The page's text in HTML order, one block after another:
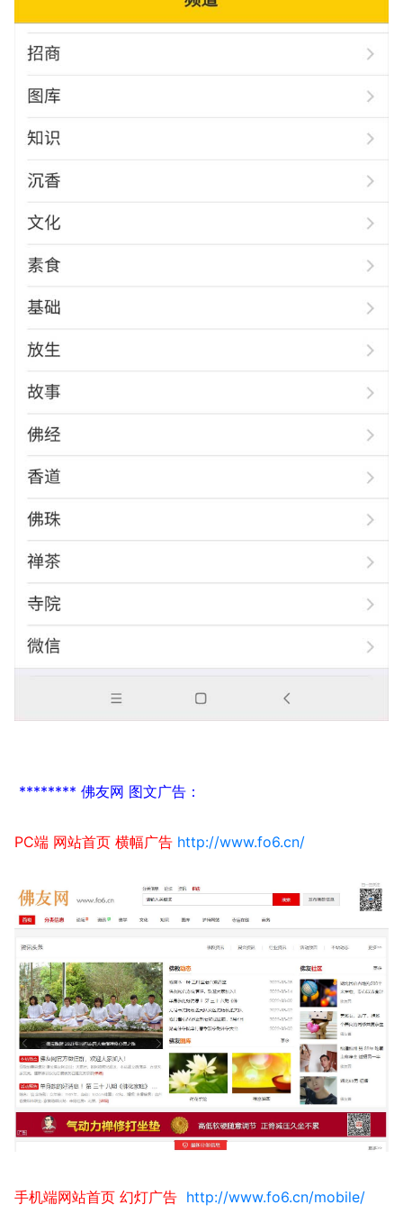
******** 佛友网 图文广告：
PC端 网站首页 横幅广告 http://www.fo6.cn/
手机端网站首页 幻灯广告 http://www.fo6.cn/mobile/